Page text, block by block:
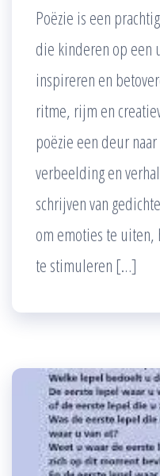
Poëzie is een
die kinderen op een
inspireren en
ritme, rijm en
poëzie een deur
verbeelding en
schrijven van
om emoties te
te stimuleren […]